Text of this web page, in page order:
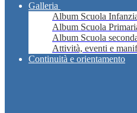
Galleria
Album Scuola
Album Scuola
Album Scuola
Attività, eventi e
Continuità e orientamento